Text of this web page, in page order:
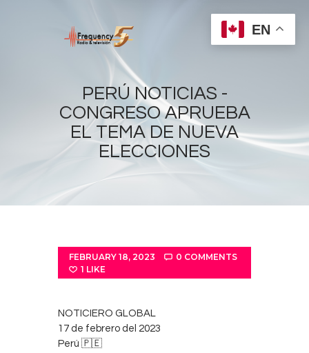
PERÚ NOTICIAS -
CONGRESO APRUEBA
EL TEMA DE NUEVA
ELECCIONES
Home
Shows
News
Events
Contacts
Cine
FEBRUARY 18, 2023 0 COMMENTS
1 LIKE
NOTICIERO GLOBAL
17 de febrero del 2023
Perú 🇵🇪
EN